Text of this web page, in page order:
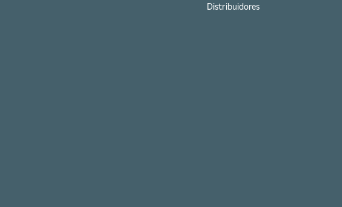
Distribuidores